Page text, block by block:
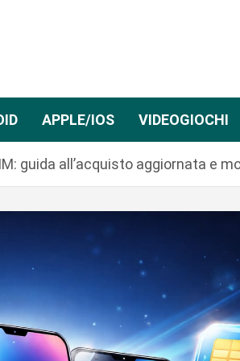
APPLE/IOS VIDEOGIOCHI
guida all’acquisto aggiornata e